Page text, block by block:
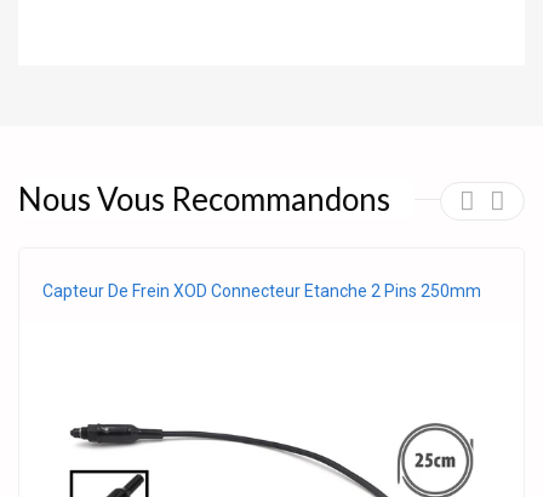
Nous Vous Recommandons
Capteur De Frein XOD Connecteur Etanche 2 Pins 250mm